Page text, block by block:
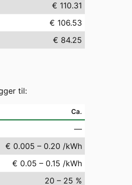
€ 110.31
€ 106.53
€ 84.25
til:
Ca.
—
€ 0.005 – 0.20 /kWh
€ 0.05 – 0.15 /kWh
20 – 25 %